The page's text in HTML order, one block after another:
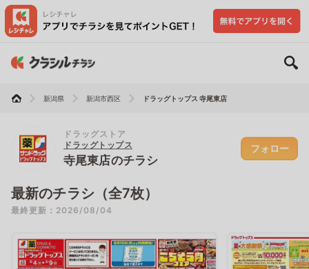
新潟県 新潟市西区 ドラッグトップス 寺尾東店
ドラッグストア
ドラッグトップス
寺尾東店のチラシ
フォロー
最新のチラシ（全7枚）
最終更新：2026/08/04